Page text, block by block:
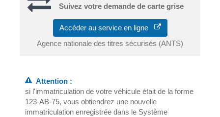
Suivez votre demande de carte grise
Accéder au service en ligne
Agence nationale des titres sécurisés (ANTS)
Attention :
si l'immatriculation de votre véhicule était de la forme
123-AB-75, vous obtiendrez une nouvelle
immatriculation enregistrée dans le Système